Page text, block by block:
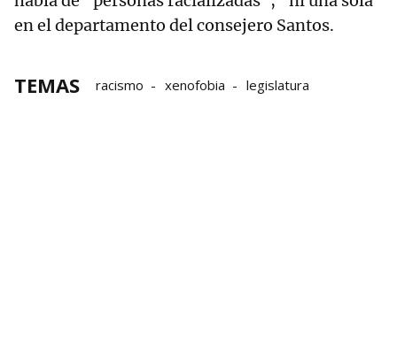
en el departamento del consejero Santos.
TEMAS racismo xenofobia legislatura